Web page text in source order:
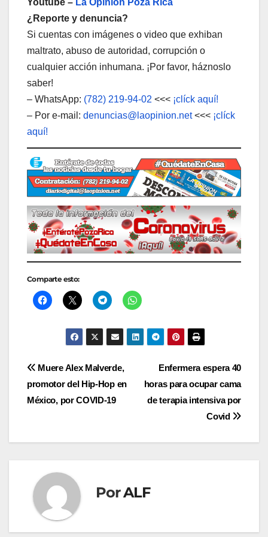
Youtube – La Opinión Poza Rica
¿Reporte y denuncia?
Si cuentas con imágenes o video que exhiban
maltrato, abuso de autoridad, corrupción o
cualquier acción inhumana. ¡Por favor, háznoslo
saber!
– WhatsApp: (782) 219-94-02 <<< ¡clíck aquí!
– Por e-mail: denuncias@laopinion.net<<< ¡clíck
aquí!
Comparte esto:
Navegación
de
Enfermera espera 40
horas para ocupar cama
de terapia intensiva por
Covid
Muere Alex Malverde,
promotor del Hip-Hop en
México, por COVID-19
PorALF